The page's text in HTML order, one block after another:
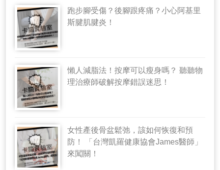
跑步腳受傷？後腳跟疼痛？小心阿基里
斯腱肌腱炎！
懶人減脂法！按摩可以瘦身嗎？ 聽聽物
理治療師破解按摩錯誤迷思！
女性產後骨盆鬆弛，該如何恢復和預
防！ 「台灣凱羅健康協會James醫師」
來闖關！